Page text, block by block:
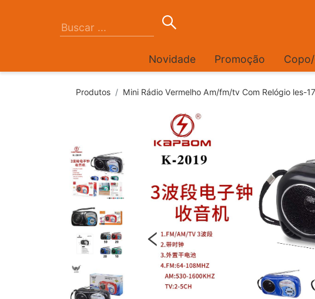
Novidade Promoção Copo/
Produtos Mini Rádio Vermelho Am/fm/tv Com Relógio les-